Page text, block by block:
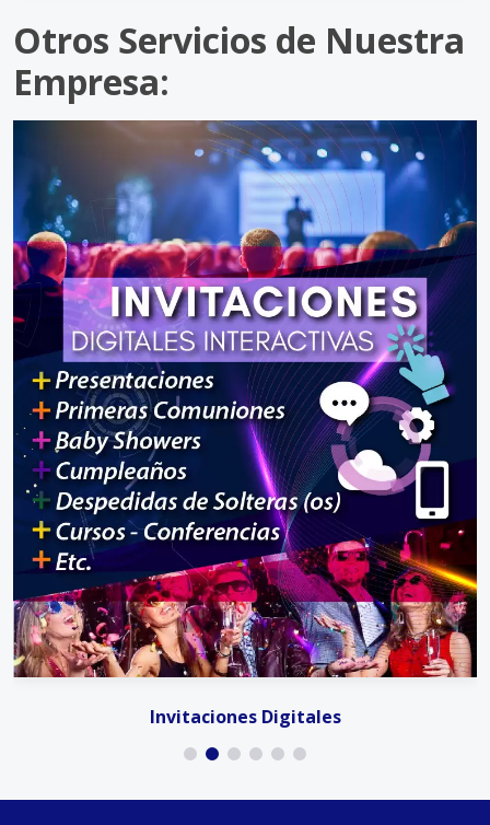
Otros Servicios de Nuestra
Empresa:
Invitaciones Digitales